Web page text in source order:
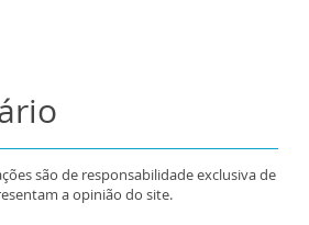
são de responsabilidade exclusiva de
a opinião do site.